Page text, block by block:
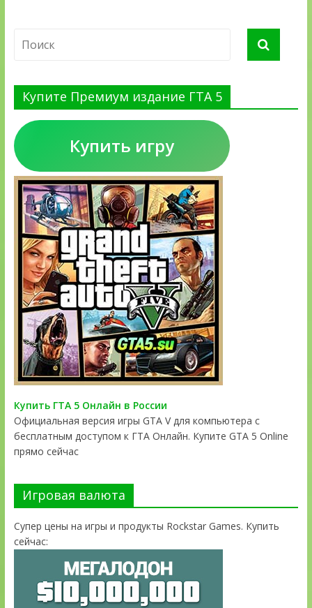
Купите Премиум издание ГТА 5
Купить игру
Купить ГТА 5 Онлайн в России
Официальная версия игры GTA V для компьютера с
бесплатным доступом к ГТА Онлайн. Купите GTA 5 Online
прямо сейчас
Игровая валюта
Супер цены на игры и продукты Rockstar Games. Купить
сейчас: